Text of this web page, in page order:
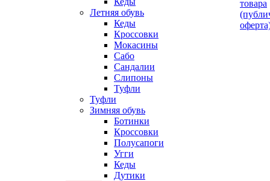
Летняя обувь
Кеды
Кроссовки
Мокасины
Сабо
Сандалии
Слипоны
Туфли
Туфли
Зимняя обувь
Ботинки
Кроссовки
Полусапоги
Угги
Кеды
Дутики
товара